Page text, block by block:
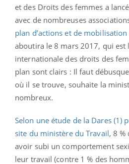
et des Droits des femmes a
avec de nombreuses
plan d’actions et de
aboutira le 8 mars 2017, qui est
internationale des droits des
plan sont clairs : Il faut
où il se trouve, souhaite la
nombreux.
Selon une étude de la Dares (1)
site du ministère du Travail, 8 %
avoir subi un comportement
leur travail (contre 1 % des